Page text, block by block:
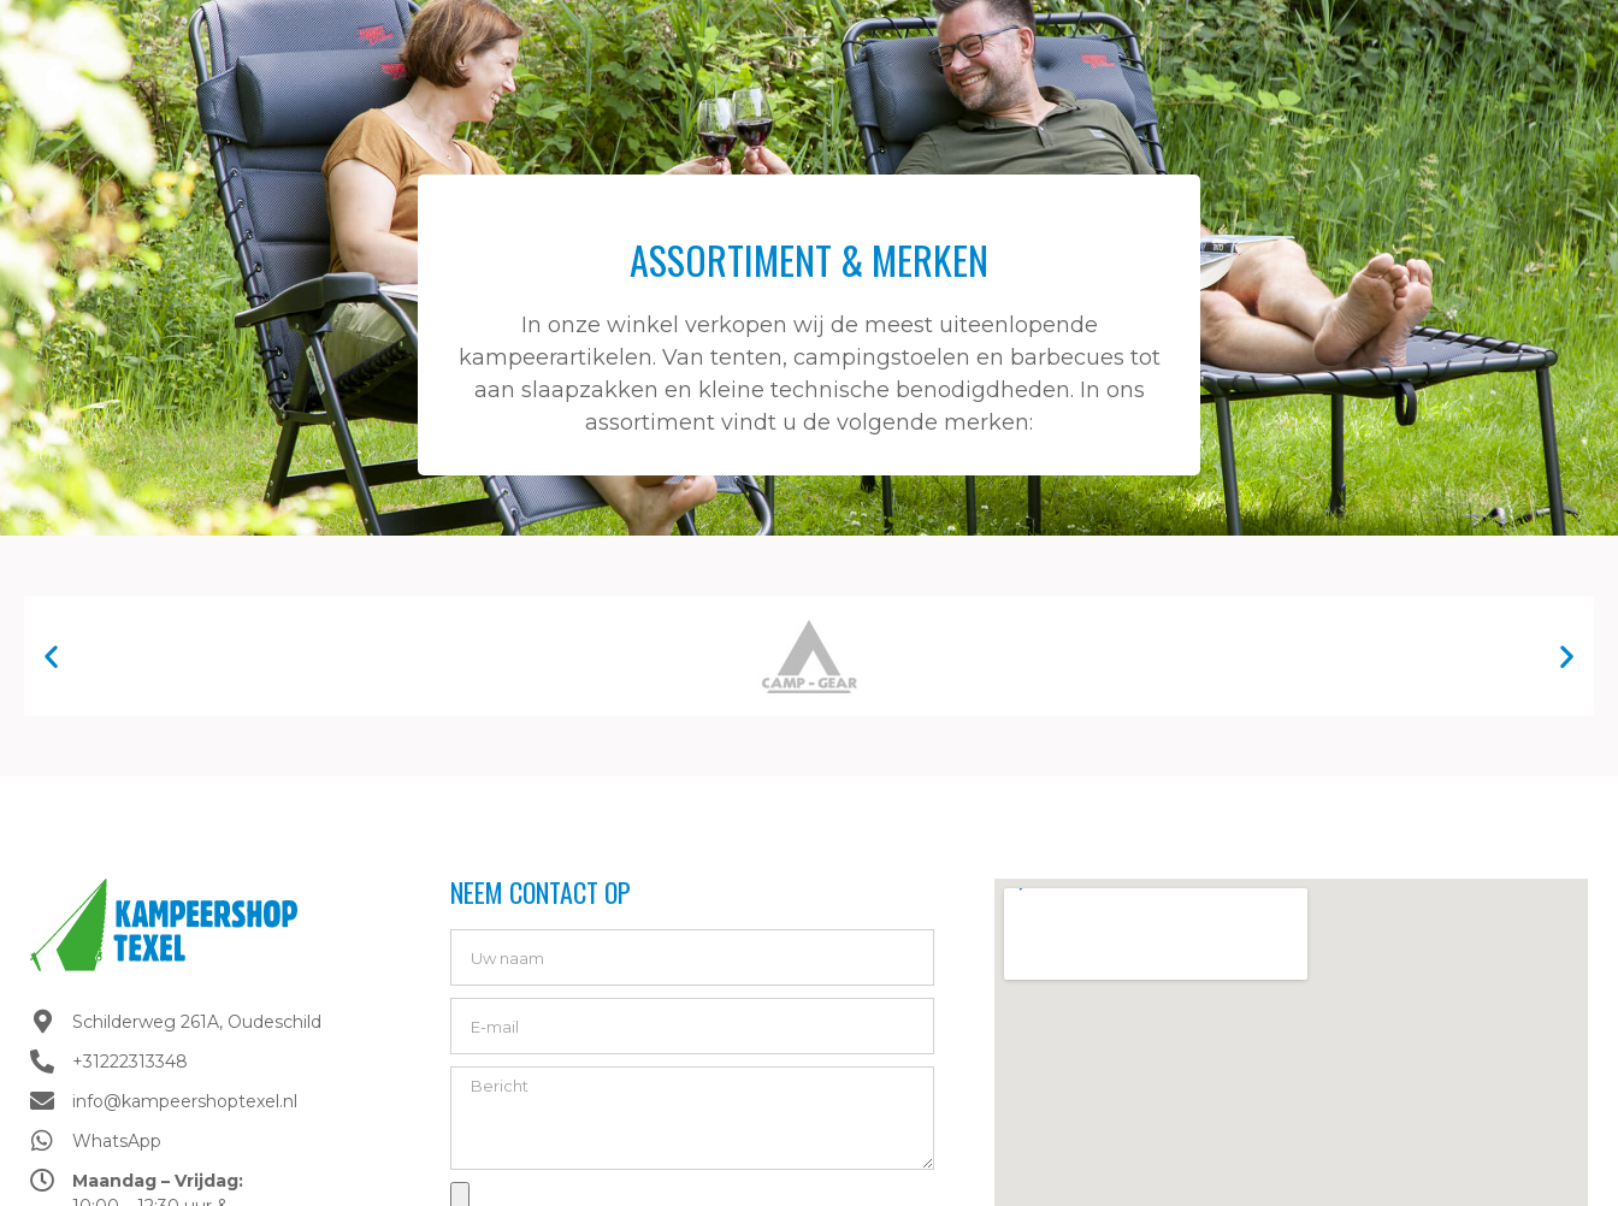
ASSORTIMENT & MERKEN
In onze winkel verkopen wij de meest uiteenlopende
kampeerartikelen. Van tenten, campingstoelen en barbecues tot
aan slaapzakken en kleine technische benodigdheden. In ons
assortiment vindt u de volgende merken:
Schilderweg 261A, Oudeschild​
+31222313348
info@kampeershoptexel.nl
WhatsApp
Maandag – Vrijdag:
NEEM CONTACT OP